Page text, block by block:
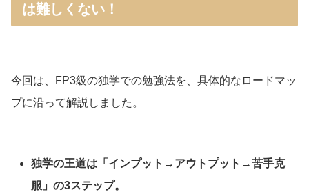
は難しくない！
今回は、FP3級の独学での勉強法を、具体的なロードマッ
プに沿って解説しました。
独学の王道は「インプット→アウトプット→苦手克
服」の3ステップ。